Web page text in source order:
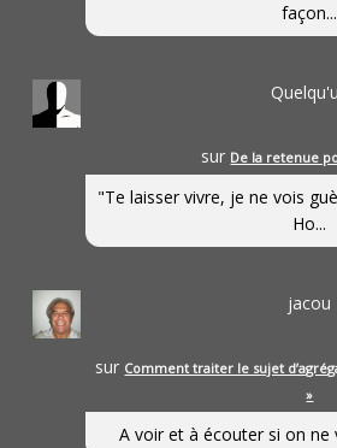
façon...
sur De la retenue
"Te laisser vivre, je ne vois
Ho...
jacou
sur Comment traiter le sujet
»
A voir et à écouter si on ne